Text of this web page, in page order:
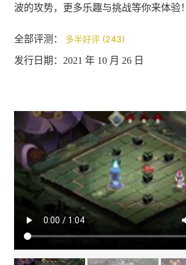
波的攻势，更多乐趣与挑战等你来体验！
全部评测： 多半好评 (243)
发行日期：2021 年 10 月 26 日